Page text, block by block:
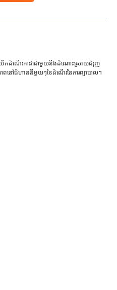
របើកដំណើរការវាជាមួយនឹងដំណោះស្រាយជំរុញ
ភាពនៅជំហាននីមួយៗនៃដំណើរនៃការព្យាបាល។